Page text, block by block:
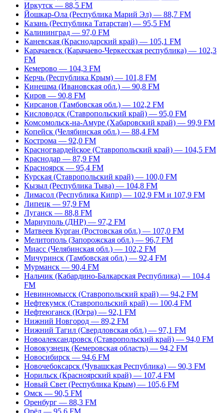
Иркутск — 88,5 FM
Йошкар-Ола (Республика Марий Эл) — 88,7 FM
Казань (Республика Татарстан) — 95,5 FM
Калининград — 97,0 FM
Каневская (Краснодарский край) — 105,1 FM
Карачаевск (Карачаево-Черкесская республика) — 102,3
FM
Кемерово — 104,3 FM
Керчь (Республика Крым) — 101,8 FM
Кинешма (Ивановская обл.) — 90,8 FM
Киров — 90,8 FM
Кирсанов (Тамбовская обл.) — 102,2 FM
Кисловодск (Ставропольский край) — 95,0 FM
Комсомольск-на-Амуре (Хабаровский край) — 99,9 FM
Копейск (Челябинская обл.) — 88,4 FM
Кострома — 92,0 FM
Красногвардейское (Ставропольский край) — 104,5 FM
Краснодар — 87,9 FM
Красноярск — 95,4 FM
Курская (Ставропольский край) — 100,0 FM
Кызыл (Республика Тыва) — 104,8 FM
Лимасол (Республика Кипр) — 102,9 FM и 107,9 FM
Липецк — 97,9 FM
Луганск — 88,8 FM
Мариуполь (ДНР) — 97,2 FM
Матвеев Курган (Ростовская обл.) — 107,0 FM
Мелитополь (Запорожская обл.) — 96,7 FM
Миасс (Челябинская обл.) — 102,2 FM
Мичуринск (Тамбовская обл.) — 92,4 FM
Мурманск — 90,4 FM
Нальчик (Кабардино-Балкарская Республика) — 104,4
FM
Невинномысск (Ставропольский край) — 94,2 FM
Нефтекумск (Ставропольский край) — 100,4 FM
Нефтеюганск (Югра) — 92,1 FM
Нижний Новгород — 89,2 FM
Нижний Тагил (Свердловская обл.) — 97,1 FM
Новоалександровск (Ставропольский край) — 94,0 FM
Новокузнецк (Кемеровская область) — 94,2 FM
Новосибирск — 94,6 FM
Новочебоксарск (Чувашская Республика) — 90,3 FM
Норильск (Красноярский край) — 107,4 FM
Новый Свет (Республика Крым) — 105,6 FM
Омск — 90,5 FM
Оренбург — 88,3 FM
Орёл — 95,6 FM